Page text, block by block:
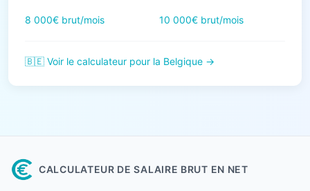
8 000€ brut/mois 10 000€ brut/mois
🇧🇪 Voir le calculateur pour la Belgique →
CALCULATEUR DE SALAIRE BRUT EN NET